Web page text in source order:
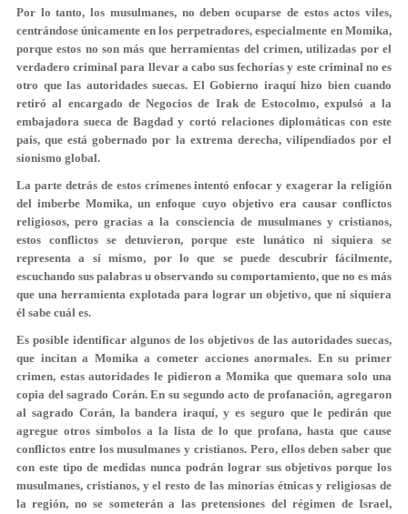
Por lo tanto, los musulmanes, no deben ocuparse de estos actos viles,
centrándose únicamente en los perpetradores, especialmente en Momika,
porque estos no son más que herramientas del crimen, utilizadas por el
verdadero criminal para llevar a cabo sus fechorías y este criminal no es
otro que las autoridades suecas. El Gobierno iraquí hizo bien cuando
retiró al encargado de Negocios de Irak de Estocolmo, expulsó a la
embajadora sueca de Bagdad y cortó relaciones diplomáticas con este
país, que está gobernado por la extrema derecha, vilipendiados por el
sionismo global.
La parte detrás de estos crímenes intentó enfocar y exagerar la religión
del imberbe Momika, un enfoque cuyo objetivo era causar conflictos
religiosos, pero gracias a la consciencia de musulmanes y cristianos,
estos conflictos se detuvieron, porque este lunático ni siquiera se
representa a sí mismo, por lo que se puede descubrir fácilmente,
escuchando sus palabras u observando su comportamiento, que no es más
que una herramienta explotada para lograr un objetivo, que ni siquiera
él sabe cuál es.
Es posible identificar algunos de los objetivos de las autoridades suecas,
que incitan a Momika a cometer acciones anormales. En su primer
crimen, estas autoridades le pidieron a Momika que quemara solo una
copia del sagrado Corán. En su segundo acto de profanación, agregaron
al sagrado Corán, la bandera iraquí, y es seguro que le pedirán que
agregue otros símbolos a la lista de lo que profana, hasta que cause
conflictos entre los musulmanes y cristianos. Pero, ellos deben saber que
con este tipo de medidas nunca podrán lograr sus objetivos porque los
musulmanes, cristianos, y el resto de las minorías étnicas y religiosas de
la región, no se someterán a las pretensiones del régimen de Israel,